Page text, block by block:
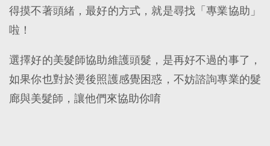
得摸不著頭緒，最好的方式，就是尋找「專業協助」
啦！
選擇好的美髮師協助維護頭髮，是再好不過的事了，
如果你也對於燙後照護感覺困惑，不妨諮詢專業的髮
廊與美髮師，讓他們來協助你唷